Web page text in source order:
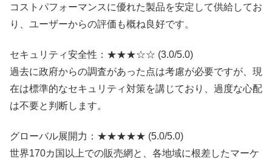
コストパフォーマンスに優れた製品を安定して供給してお
り、ユーザーからの評価も概ね良好です。
セキュリティ安全性：★★★☆☆ (3.0/5.0)
過去に政府からの調査があった点は考慮が必要ですが、現
在は標準的なセキュリティ対策を講じており、過度な心配
は不要と判断します。
グローバル展開力：★★★★★ (5.0/5.0)
世界170カ国以上での販売網と、各地域に根差したマーケ